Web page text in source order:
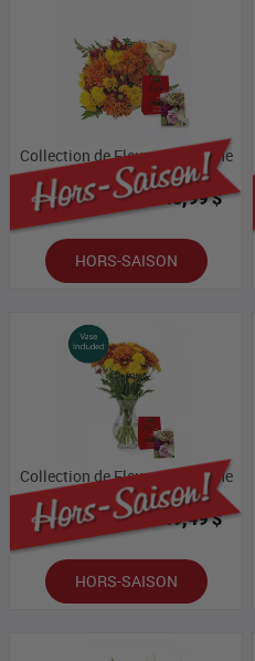
Collection de Fleurs d'Automne
ll
Prix Bloomex:
43,99 $
HORS-SAISON
Collection de Fleurs d'Automne
lV
Prix Bloomex:
49,49 $
HORS-SAISON